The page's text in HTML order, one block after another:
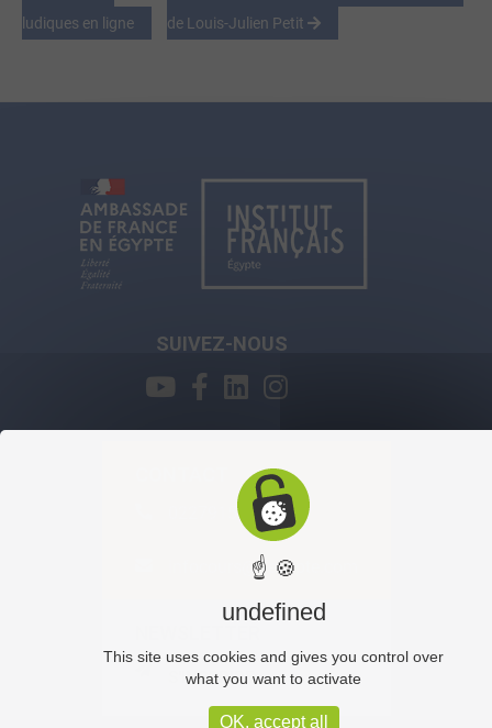
ludiques en ligne
de Louis-Julien Petit
SUIVEZ-NOUS
0227915800
infocours@ifegypte.com
S'INSCRIRE
☝ 🍪
undefined
This site uses cookies and gives you control over
what you want to activate
OK, accept all